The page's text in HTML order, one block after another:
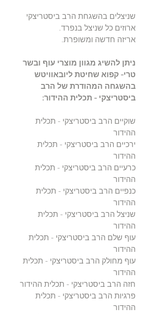
שניצלים בהשגחת הרב ביסטריצקי
ארוזים כל שניצל בנפרד.
אריזה חדשה ומשופרת.
ניתן להשיג מגוון מוצרי עוף ובשר
טרי- קפוא שחיטת ליובאוויטש
בהשגחה המהודרת של הרב
ביסטריצקי - תכלית ההידור:
שוקיים הרב ביסטריצקי - תכלית
ההידור
ירכיים הרב ביסטריצקי - תכלית
ההידור
כרעיים הרב ביסטריצקי - תכלית
ההידור
כנפיים הרב ביסטריצקי - תכלית
ההידור
שניצל הרב ביסטריצקי - תכלית
ההידור
עוף שלם הרב ביסטריצקי - תכלית
ההידור
עוף מחולק הרב ביסטריצקי - תכלית
ההידור
חזה הרב ביסטריצקי - תכלית ההידור
פרגיות הרב ביסטריצקי - תכלית
ההידור